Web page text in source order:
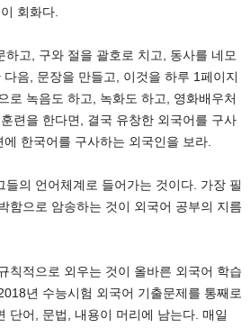
회화다.
하고, 구와 절을 괄호로 치고, 동사를 네모
음, 문장을 만들고, 이것을 하루 1페이지
로 녹음도 하고, 녹화도 하고, 영화배우처
련을 한다면, 결국 유창한 외국어를 구사
한국어를 구사하는 외국인을 보라.
들의 언어체계로 들어가는 것이다. 가장 필
함으로 암송하는 것이 외국어 공부의 지름
칙적으로 외우는 것이 올바른 외국어 학습
년 수능시험 외국어 기출문제를 통째로
단어, 문법, 내용이 머리에 남는다. 매일